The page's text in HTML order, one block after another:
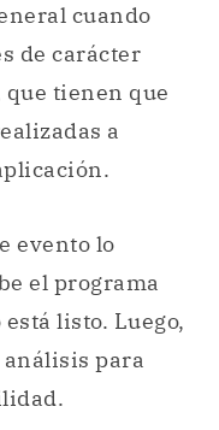
cuando
de carácter
tienen que
a
evento lo
el programa
listo. Luego,
análisis para